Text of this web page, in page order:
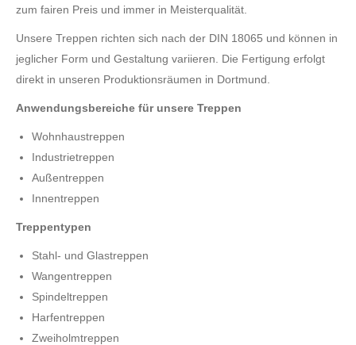
zum fairen Preis und immer in Meisterqualität.
Unsere Treppen richten sich nach der DIN 18065 und können in
jeglicher Form und Gestaltung variieren. Die Fertigung erfolgt
direkt in unseren Produktionsräumen in Dortmund.
Anwendungsbereiche für unsere Treppen
Wohnhaustreppen
Industrietreppen
Außentreppen
Innentreppen
Treppentypen
Stahl- und Glastreppen
Wangentreppen
Spindeltreppen
Harfentreppen
Zweiholmtreppen